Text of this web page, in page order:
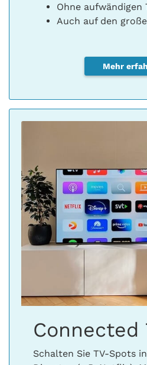
Ohne aufwändigen
Auch auf den
Mehr
Connected
Schalten Sie TV-Spots